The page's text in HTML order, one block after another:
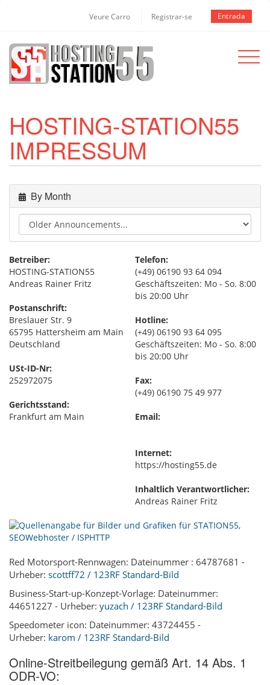
Veure Carro Registrar-se Entrada
Toggle
HOSTING-STATION55
IMPRESSUM
By Month
Betreiber:
HOSTING-STATION55
Andreas Rainer Fritz
Postanschrift:
Breslauer Str. 9
65795 Hattersheim am Main
Deutschland
USt-ID-Nr:
252972075
Gerichtsstand:
Frankfurt am Main
Telefon:
(+49) 06190 93 64 094
Geschäftszeiten: Mo - So. 8:00
bis 20:00 Uhr
Hotline:
(+49) 06190 93 64 095
Geschäftszeiten: Mo - So. 8:00
bis 20:00 Uhr
Fax:
(+49) 06190 75 49 977
Email:
Internet:
https://hosting55.de
Inhaltlich Verantwortlicher:
Andreas Rainer Fritz
Red Motorsport-Rennwagen: Dateinummer : 64787681 -
Urheber: scottff72 / 123RF Standard-Bild
Business-Start-up-Konzept-Vorlage: Dateinummer:
44651227 - Urheber: yuzach / 123RF Standard-Bild
Speedometer icon: Dateinummer: 43724455 -
Urheber: karom / 123RF Standard-Bild
Online-Streitbeilegung gemäß Art. 14 Abs. 1
ODR-VO: